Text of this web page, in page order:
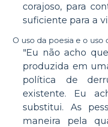
corajoso, para
suficiente para a
O uso da poesia e o uso
"Eu não acho
produzida em
política de
existente. Eu
substitui. As
maneira pela